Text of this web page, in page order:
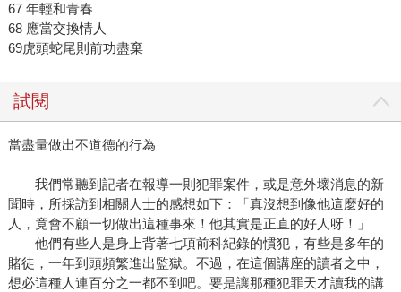
67 年輕和青春
68 應當交換情人
69虎頭蛇尾則前功盡棄
試閱
當盡量做出不道德的行為
我們常聽到記者在報導一則犯罪案件，或是意外壞消息的新
聞時，所採訪到相關人士的感想如下：「真沒想到像他這麼好的
人，竟會不顧一切做出這種事來！他其實是正直的好人呀！」
他們有些人是身上背著七項前科紀錄的慣犯，有些是多年的
賭徒，一年到頭頻繁進出監獄。不過，在這個講座的讀者之中，
想必這種人連百分之一都不到吧。要是讓那種犯罪天才讀我的講